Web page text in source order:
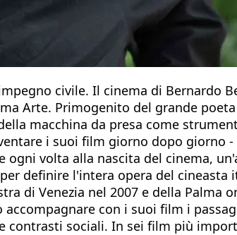
civile. Il cinema di Bernardo
Arte. Primogenito del grande
macchina da presa come
i suoi film giorno dopo giorno
volta alla nascita del cinema,
definire l'intera opera del
di Venezia nel 2007 e della Palma
con i suoi film i
contrasti sociali. In sei film più